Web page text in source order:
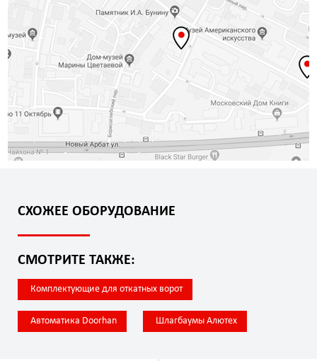
СХОЖЕЕ ОБОРУДОВАНИЕ
СМОТРИТЕ ТАКЖЕ:
Комплектующие для откатных ворот
Автоматика Doorhan Шлагбаумы Алютех